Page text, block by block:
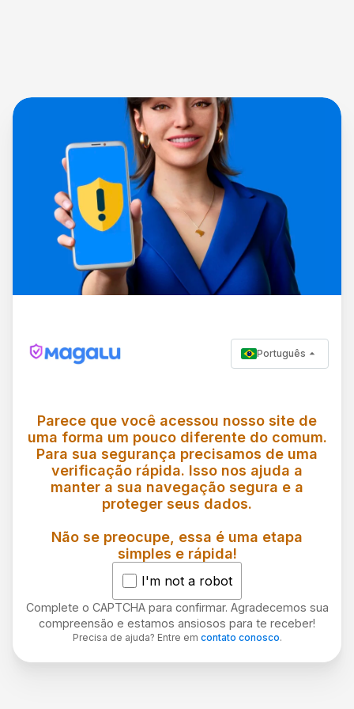
Português
Parece que você acessou nosso site de
uma forma um pouco diferente do comum.
Para sua segurança precisamos de uma
verificação rápida. Isso nos ajuda a
manter a sua navegação segura e a
proteger seus dados.
Não se preocupe, essa é uma etapa
simples e rápida!
I'm not a robot
Complete o CAPTCHA para confirmar. Agradecemos sua
compreensão e estamos ansiosos para te receber!
Precisa de ajuda? Entre em contato conosco.